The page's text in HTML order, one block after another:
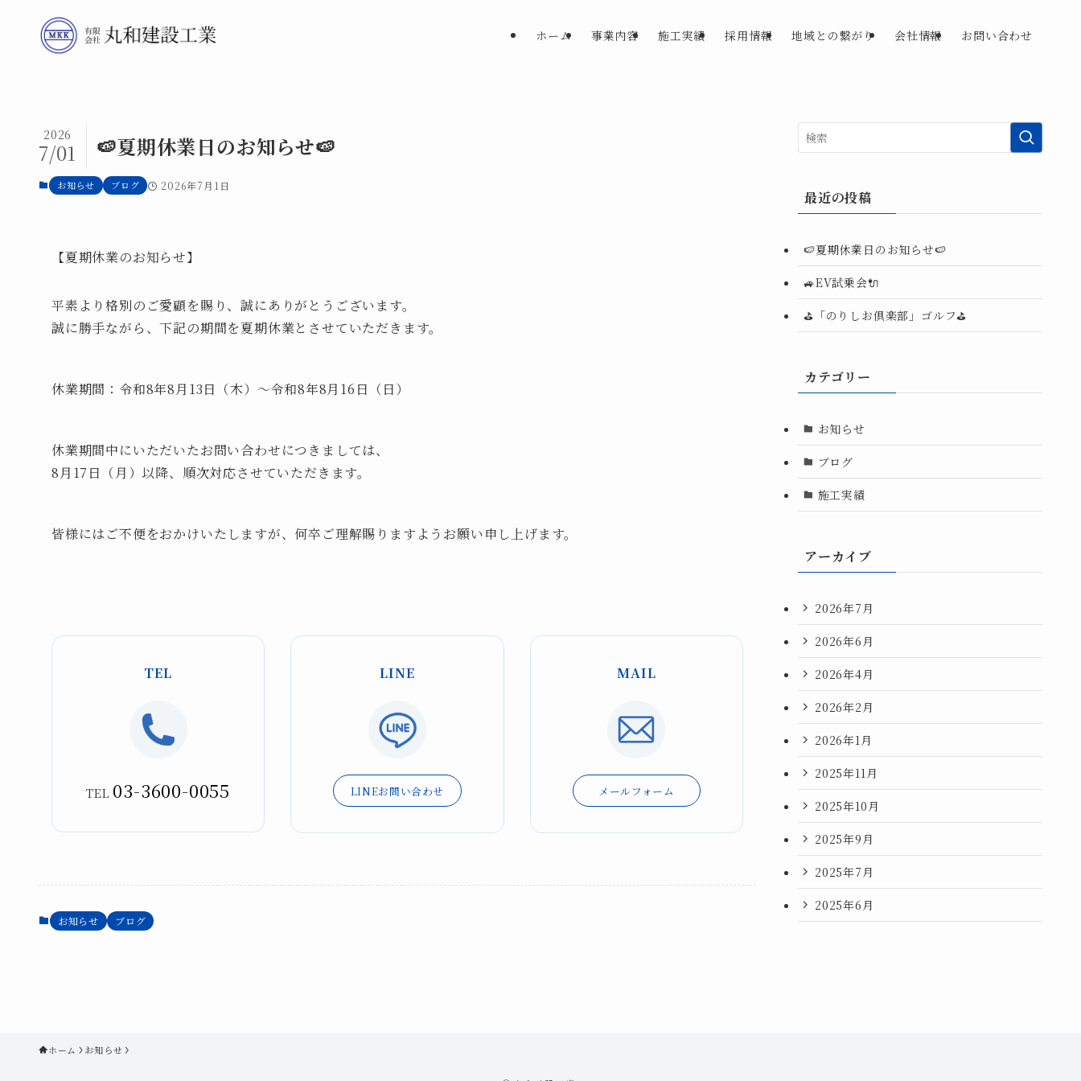
ホーム 事業内容 施工実績 採用情報 地域との繋がり 会社情報 お問い合わせ
🍉夏期休業日のお知らせ🍉
2026
7/01
お知らせ ブログ 2026年7月1日
【夏期休業のお知らせ】
平素より格別のご愛顧を賜り、誠にありがとうございます。
誠に勝手ながら、下記の期間を夏期休業とさせていただきます。
休業期間：令和8年8月13日（木）～令和8年8月16日（日）
休業期間中にいただいたお問い合わせにつきましては、
8月17日（月）以降、順次対応させていただきます。
皆様にはご不便をおかけいたしますが、何卒ご理解賜りますようお願い申し上げます。
TEL
TEL 03-3600-0055
LINE
LINEお問い合わせ
MAIL
メールフォーム
お知らせ ブログ
最近の投稿
🍉夏期休業日のお知らせ🍉
🚙EV試乗会🔌
⛳「のりしお倶楽部」ゴルフ⛳
カテゴリー
お知らせ
ブログ
施工実績
アーカイブ
2026年7月
2026年6月
2026年4月
2026年2月
2026年1月
2025年11月
2025年10月
2025年9月
2025年7月
2025年6月
ホーム お知らせ